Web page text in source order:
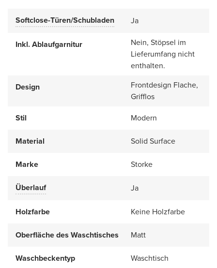
Softclose-Türen/Schubladen Ja
Inkl. Ablaufgarnitur
Nein, Stöpsel im
Lieferumfang nicht
enthalten.
Design
Frontdesign Flache,
Grifflos
Stil
Modern
Material Solid Surface
Marke Storke
Überlauf Ja
Holzfarbe Keine Holzfarbe
Oberfläche des Waschtisches Matt
Waschbeckentyp Waschtisch